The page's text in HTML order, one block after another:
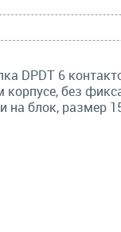
DPDT 6
без
на блок, размер